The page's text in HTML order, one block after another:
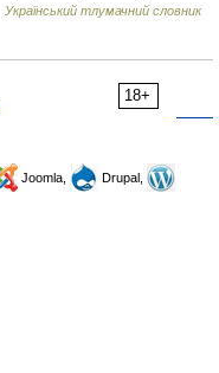
Український тлумачний словник
18+
Joomla,
Drupal,